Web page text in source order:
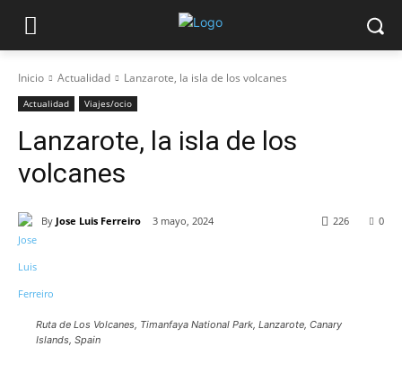
Inicio Actualidad Lanzarote, la isla de los volcanes
Actualidad Viajes/ocio
Lanzarote, la isla de los
volcanes
By Jose Luis Ferreiro 3 mayo, 2024 0
226
Ruta de Los Volcanes, Timanfaya National Park, Lanzarote, Canary
Islands, Spain